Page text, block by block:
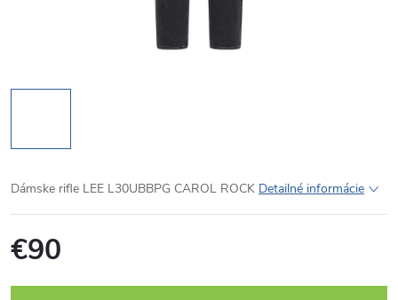
Dámske rifle LEE L30UBBPG CAROL ROCK Detailné informácie
€90